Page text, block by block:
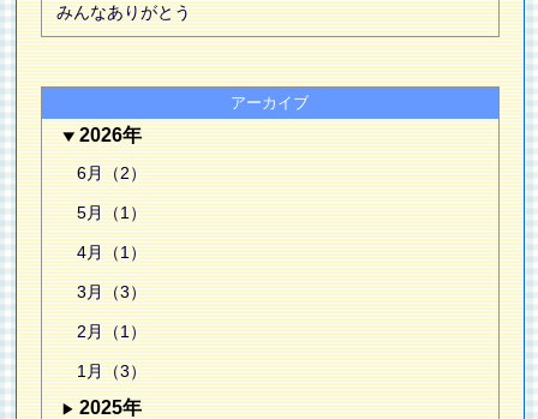
みんなありがとう
アーカイブ
2026年
6月（2）
5月（1）
4月（1）
3月（3）
2月（1）
1月（3）
2025年